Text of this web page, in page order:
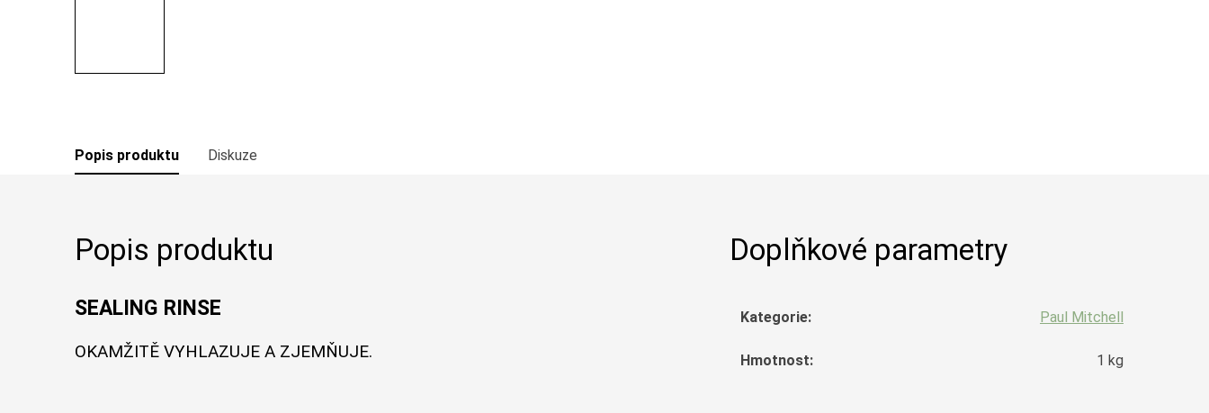
Popis produktu Diskuze
Popis produktu
SEALING RINSE
OKAMŽITĚ VYHLAZUJE A ZJEMŇUJE.
Doplňkové parametry
Kategorie: Paul Mitchell
Hmotnost: 1 kg